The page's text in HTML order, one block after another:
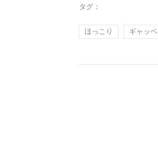
タグ：
ほっこり ギャッベ